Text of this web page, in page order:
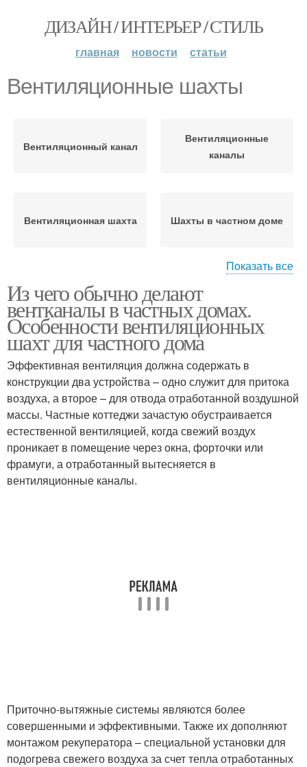
ДИЗАЙН / ИНТЕРЬЕР / СТИЛЬ
главная новости статьи
Вентиляционные шахты
Вентиляционный канал
Вентиляционные
каналы
Вентиляционная шахта Шахты в частном доме
Шахты в жилых домах
Показать все
Из чего обычно делают
вентканалы в частных домах.
Особенности вентиляционных
шахт для частного дома
Эффективная вентиляция должна содержать в
конструкции два устройства – одно служит для притока
воздуха, а второе – для отвода отработанной воздушной
массы. Частные коттеджи зачастую обустраивается
естественной вентиляцией, когда свежий воздух
проникает в помещение через окна, форточки или
фрамуги, а отработанный вытесняется в
вентиляционные каналы.
Приточно-вытяжные системы являются более
совершенными и эффективными. Также их дополняют
монтажом рекуператора – специальной установки для
подогрева свежего воздуха за счет тепла отработанных